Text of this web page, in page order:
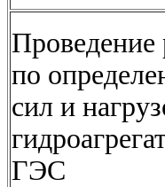
Проведение
по
сил и
ГЭС